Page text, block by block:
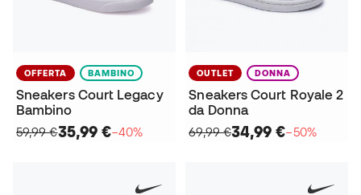
OFFERTA BAMBINO
Sneakers Court Legacy
Bambino
59,99 €35,99 €−40%
OUTLET DONNA
Sneakers Court Royale 2
da Donna
69,99 €34,99 €−50%